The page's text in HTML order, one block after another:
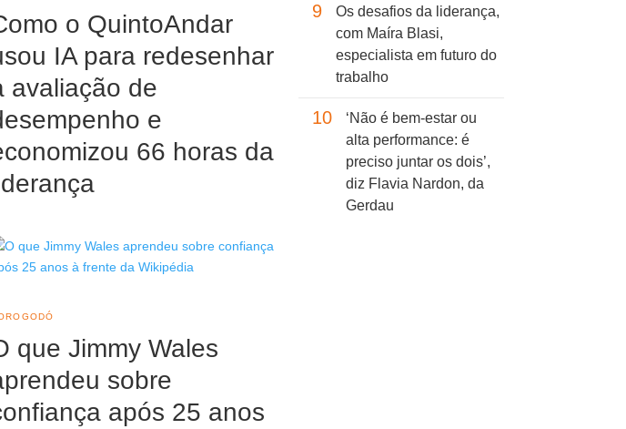
o QuintoAndar
IA para redesenhar
avaliação de
e
66 horas da
que Jimmy Wales
sobre
após 25 anos
9
Os desafios da liderança,
com Maíra Blasi,
especialista em futuro do
trabalho
10
‘Não é bem-estar ou
alta performance: é
preciso juntar os dois’,
diz Flavia Nardon, da
Gerdau